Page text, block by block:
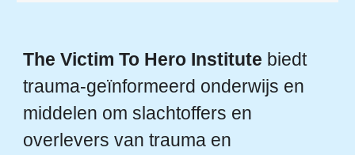
The Victim To Hero Institute biedt
trauma-geïnformeerd onderwijs en
middelen om slachtoffers en
overlevers van trauma en